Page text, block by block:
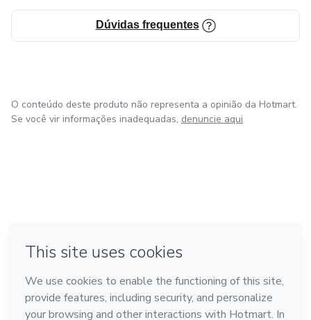
Dúvidas frequentes
O conteúdo deste produto não representa a opinião da Hotmart.
Se você vir informações inadequadas, denuncie aqui
Feito com ❤ na Cidade do México